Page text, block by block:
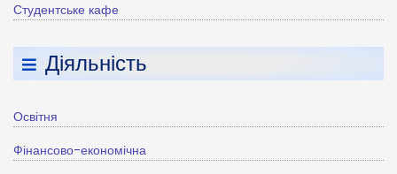
Студентське кафе
Діяльність
Освітня
Фінансово-економічна